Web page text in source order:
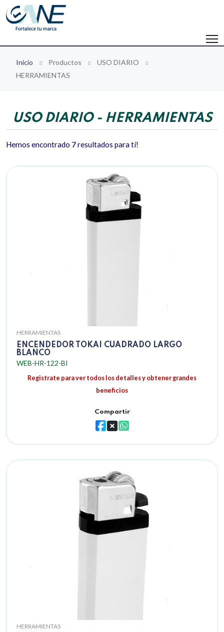
Inicio Productos
USO DIARIO
HERRAMIENTAS
USO DIARIO - HERRAMIENTAS
Hemos encontrado 7resultados para tí!
HERRAMIENTAS
ENCENDEDOR TOKAI CUADRADO LARGO
BLANCO
WEB-HR-122-BI
Registrate para ver todos los detalles y obtener grandes
beneficios
Compartir
HERRAMIENTAS